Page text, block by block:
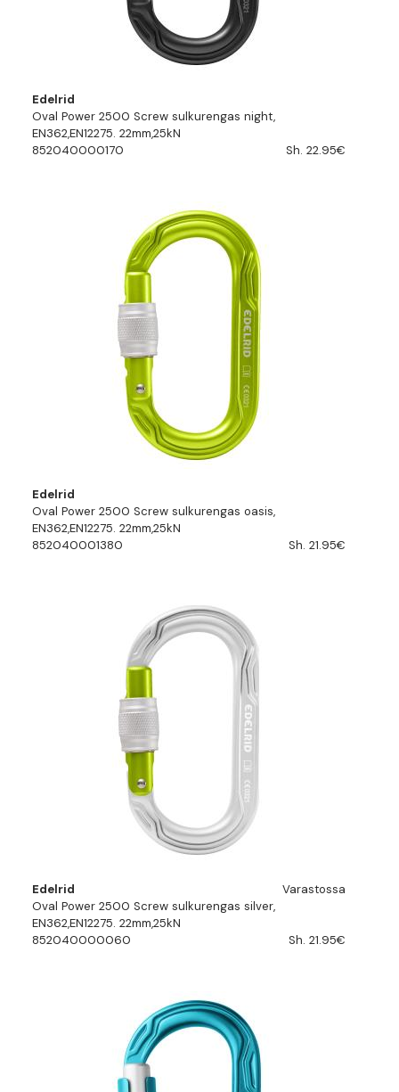
Edelrid
Oval Power 2500 Screw sulkurengas night,
EN362,EN12275. 22mm,25kN
852040000170
Sh. 22.95€
Edelrid
Oval Power 2500 Screw sulkurengas oasis,
EN362,EN12275. 22mm,25kN
852040001380
Sh. 21.95€
Edelrid
Varastossa
Oval Power 2500 Screw sulkurengas silver,
EN362,EN12275. 22mm,25kN
852040000060
Sh. 21.95€